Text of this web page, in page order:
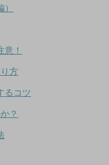
！
方
るコツ
？